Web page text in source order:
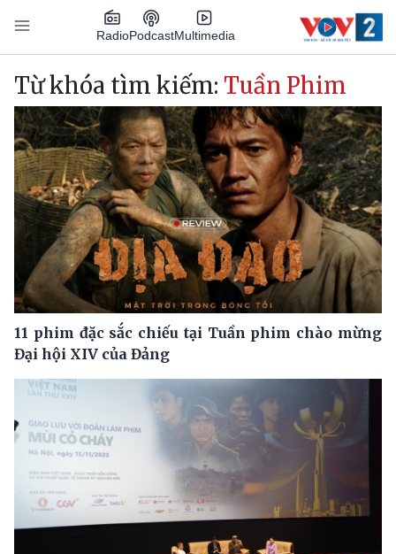
Nhảy đến nội dung
RadioPodcastMultimedia
Main navigation
Từ khóa tìm kiếm: Tuần Phim
11 phim đặc sắc chiếu tại Tuần phim chào mừng
Đại hội XIV của Đảng